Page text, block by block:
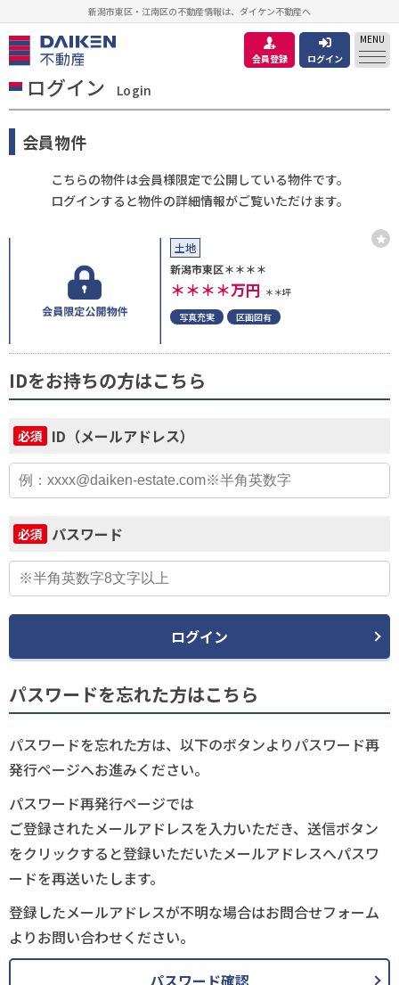
新潟市東区・江南区の不動産情報は、ダイケン不動産へ
会員登録 ログイン
MENU
ログイン Login
会員物件
こちらの物件は会員様限定で公開している物件です。
ログインすると物件の詳細情報がご覧いただけます。
土地
新潟市東区＊＊＊＊
＊＊＊＊万円 ＊＊坪
写真充実
区画図有
IDをお持ちの方はこちら
必須 ID（メールアドレス）
必須 パスワード
ログイン
パスワードを忘れた方はこちら
パスワードを忘れた方は、以下のボタンよりパスワード再
発行ページへお進みください。
パスワード再発行ページでは
ご登録されたメールアドレスを入力いただき、送信ボタン
をクリックすると登録いただいたメールアドレスへパスワ
ードを再送いたします。
登録したメールアドレスが不明な場合はお問合せフォーム
よりお問い合わせください。
パスワード確認